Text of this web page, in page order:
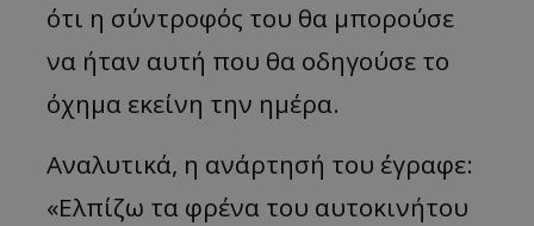
ότι η σύντροφός του θα μπορούσε
να ήταν αυτή που θα οδηγούσε το
όχημα εκείνη την ημέρα.
Αναλυτικά, η ανάρτησή του έγραφε:
«Ελπίζω τα φρένα του αυτοκινήτου